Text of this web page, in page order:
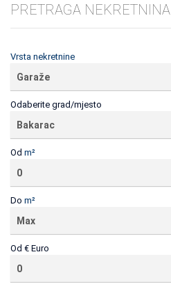
PRETRAGA NEKRETNINA
Vrsta nekretnine
Garaže
Odaberite grad/mjesto
Bakarac
Od m²
0
Do m²
Max
Od € Euro
0